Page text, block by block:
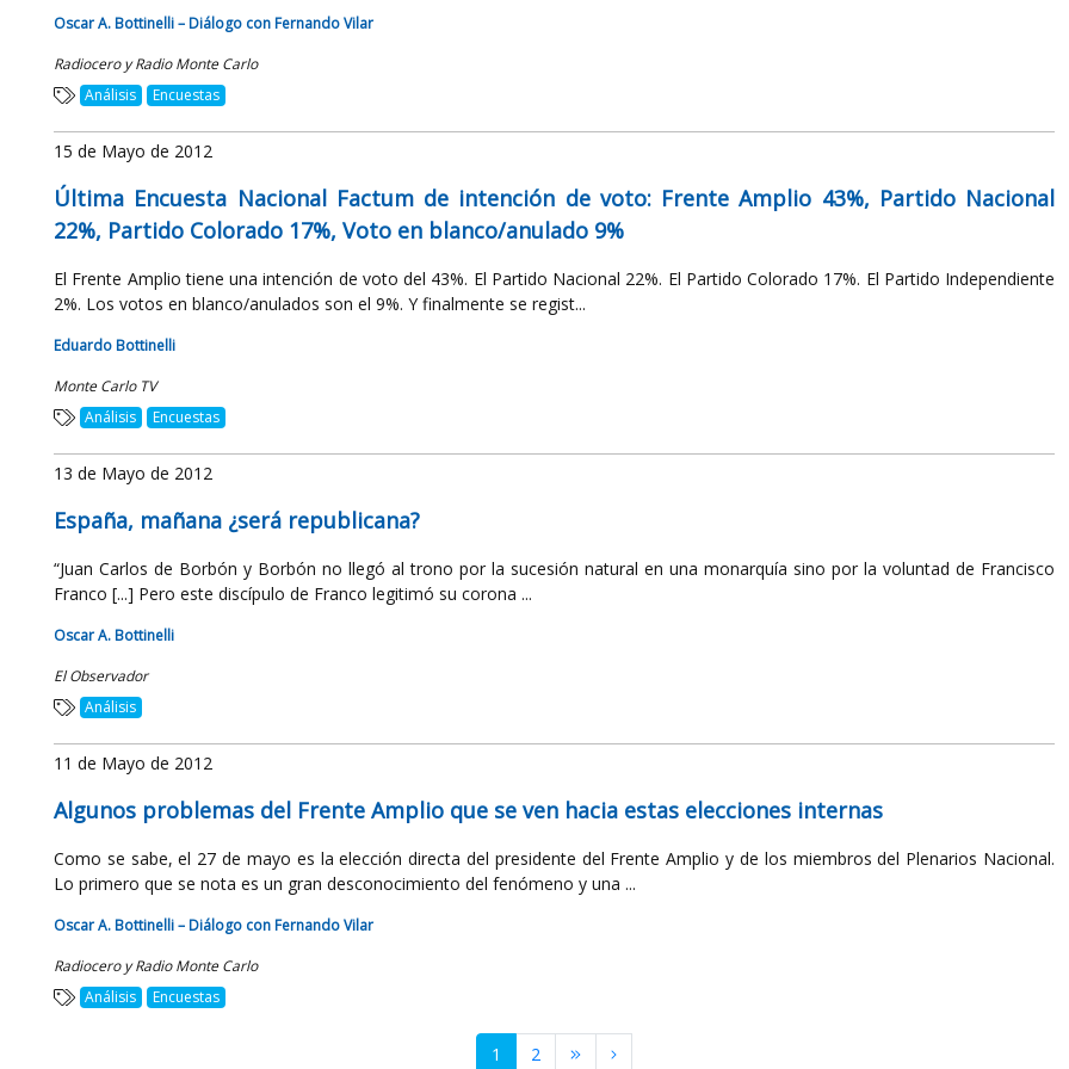
Oscar A. Bottinelli – Diálogo con Fernando Vilar
Radiocero y Radio Monte Carlo
Análisis
Encuestas
15 de Mayo de 2012
Última Encuesta Nacional Factum de intención de voto: Frente Amplio 43%, Partido Nacional
22%, Partido Colorado 17%, Voto en blanco/anulado 9%
El Frente Amplio tiene una intención de voto del 43%. El Partido Nacional 22%. El Partido Colorado 17%. El Partido Independiente
2%. Los votos en blanco/anulados son el 9%. Y finalmente se regist...
Eduardo Bottinelli
Monte Carlo TV
Análisis
Encuestas
13 de Mayo de 2012
España, mañana ¿será republicana?
“Juan Carlos de Borbón y Borbón no llegó al trono por la sucesión natural en una monarquía sino por la voluntad de Francisco
Franco [...] Pero este discípulo de Franco legitimó su corona ...
Oscar A. Bottinelli
El Observador
Análisis
11 de Mayo de 2012
Algunos problemas del Frente Amplio que se ven hacia estas elecciones internas
Como se sabe, el 27 de mayo es la elección directa del presidente del Frente Amplio y de los miembros del Plenarios Nacional.
Lo primero que se nota es un gran desconocimiento del fenómeno y una ...
Oscar A. Bottinelli – Diálogo con Fernando Vilar
Radiocero y Radio Monte Carlo
Análisis
Encuestas
1 2